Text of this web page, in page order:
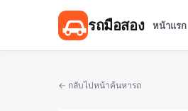
รถมือสอง หน้าแรก
← กลับไปหน้าค้นหารถ